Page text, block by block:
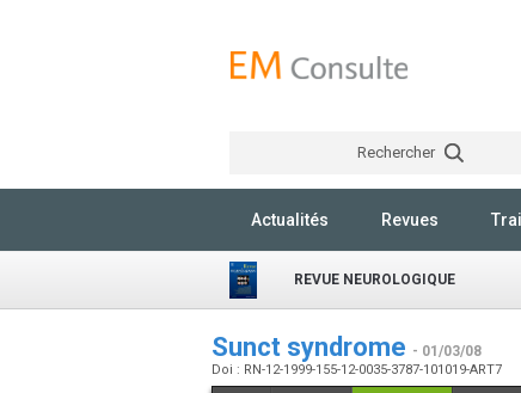
Rechercher
Actualités Revues
REVUE NEUROLOGIQUE
Sunct syndrome - 01/03/08
Doi : RN-12-1999-155-12-0035-3787-101019-ART7